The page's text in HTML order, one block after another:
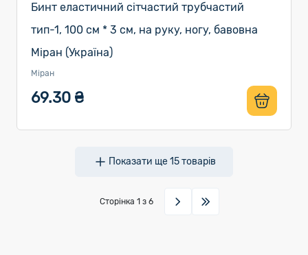
Бинт еластичний сітчастий трубчастий
тип-1, 100 см * 3 см, на руку, ногу, бавовна
Міран (Україна)
Міран
69.30 ₴
Показати ще15товарів
Сторінка 1 з 6